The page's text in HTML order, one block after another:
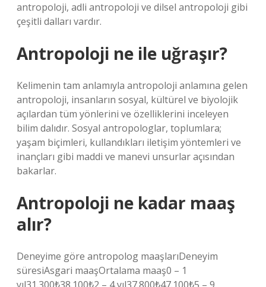
antropoloji, adli antropoloji ve dilsel antropoloji gibi
çeşitli dalları vardır.
Antropoloji ne ile uğraşır?
Kelimenin tam anlamıyla antropoloji anlamına gelen
antropoloji, insanların sosyal, kültürel ve biyolojik
açılardan tüm yönlerini ve özelliklerini inceleyen
bilim dalıdır. Sosyal antropologlar, toplumlara;
yaşam biçimleri, kullandıkları iletişim yöntemleri ve
inançları gibi maddi ve manevi unsurlar açısından
bakarlar.
Antropoloji ne kadar maaş
alır?
Deneyime göre antropolog maaşlarıDeneyim
süresiAsgari maaşOrtalama maaş0 – 1